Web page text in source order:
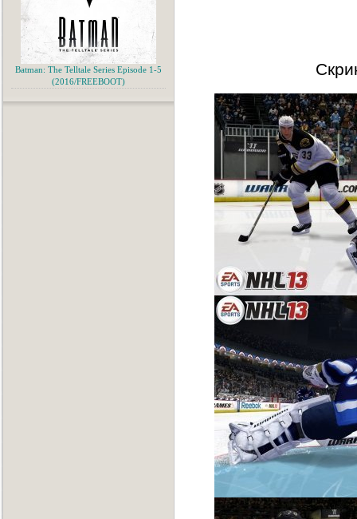
Batman: The Telltale Series Episode 1-5
(2016/FREEBOOT)